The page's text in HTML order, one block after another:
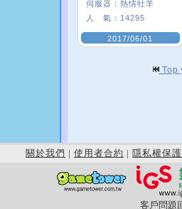
伺服器： 熱情牡羊
人 氣： 14295
2017/06/01
Top
關於我們 | 使用者合約 | 隱私權保護
客戶問題